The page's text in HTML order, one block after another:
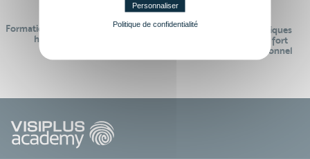
Formations réalisables pendant ou
hors temps de travail
Des contenus pédagogiques
« de pointe » et en lien fort
avec le monde professionnel
Personnaliser
Politique de confidentialité